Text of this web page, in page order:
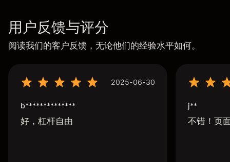
用户反馈与评分
阅读我们的客户反馈，无论他们的经验水平如何。
2025-06-30
b**************
好，杠杆自由
j**
不错！页